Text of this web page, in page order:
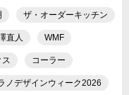
ザ・オーダーキッチン
直人 WMF
ス コーラー
ノデザインウィーク2026